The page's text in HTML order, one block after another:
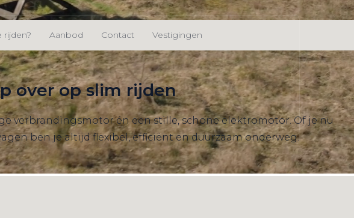
rijden? Aanbod Contact Vestigingen
over op slim rijden
verbrandingsmotor én een stille, schone elektromotor. Of je nu
ben je altijd flexibel, efficiënt en duurzaam onderweg.